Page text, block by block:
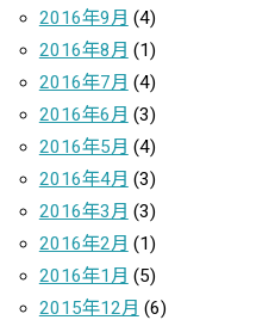
2016年9月 (4)
2016年8月 (1)
2016年7月 (4)
2016年6月 (3)
2016年5月 (4)
2016年4月 (3)
2016年3月 (3)
2016年2月 (1)
2016年1月 (5)
2015年12月 (6)